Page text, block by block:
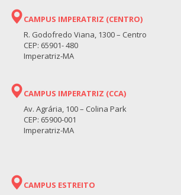
CAMPUS IMPERATRIZ (CENTRO)
R. Godofredo Viana, 1300 – Centro
CEP: 65901- 480
Imperatriz-MA
CAMPUS IMPERATRIZ (CCA)
Av. Agrária, 100 – Colina Park
CEP: 65900-001
Imperatriz-MA
CAMPUS ESTREITO